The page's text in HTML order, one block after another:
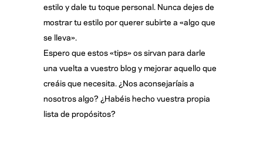
estilo y dale tu toque personal. Nunca dejes de
mostrar tu estilo por querer subirte a «algo que
se lleva».
Espero que estos «tips» os sirvan para darle
una vuelta a vuestro blog y mejorar aquello que
creáis que necesita. ¿Nos aconsejaríais a
nosotros algo? ¿Habéis hecho vuestra propia
lista de propósitos?